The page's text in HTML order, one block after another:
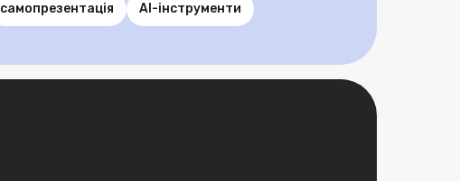
самопрезентація AI-інструменти